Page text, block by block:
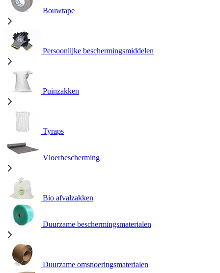
Bouwtape
Persoonlijke beschermingsmiddelen
Puinzakken
Tyraps
Vloerbescherming
Bio afvalzakken
Duurzame beschermingsmaterialen
Duurzame omsnoeringsmaterialen